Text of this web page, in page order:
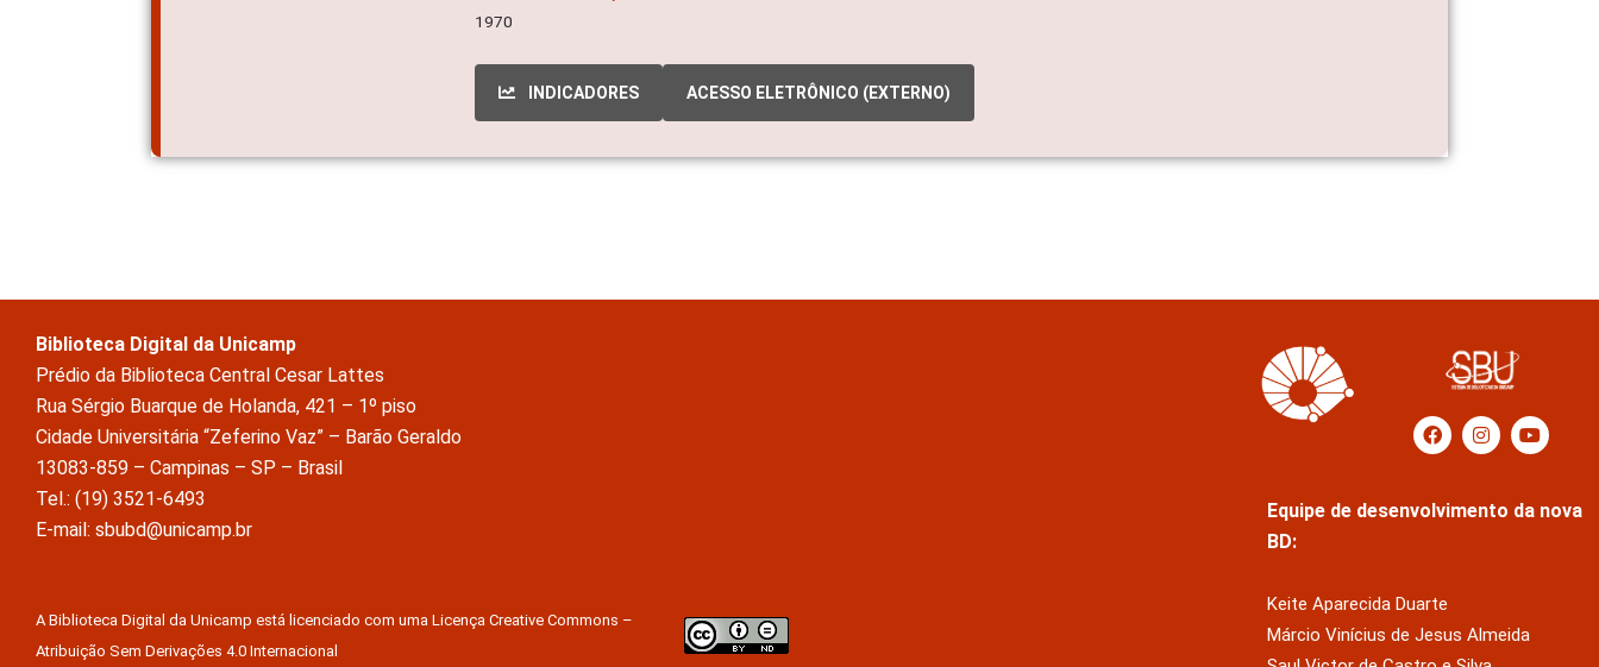
1970
INDICADORES ACESSO ELETRÔNICO (EXTERNO)
Biblioteca Digital da Unicamp
Prédio da Biblioteca Central Cesar Lattes
Rua Sérgio Buarque de Holanda, 421 – 1º piso
Cidade Universitária “Zeferino Vaz” – Barão Geraldo
13083-859 – Campinas – SP – Brasil
Tel.: (19) 3521-6493
E-mail: sbubd@unicamp.br
A Biblioteca Digital da Unicamp está licenciado com uma Licença Creative Commons –
Atribuição Sem Derivações 4.0 Internacional
Equipe de desenvolvimento da nova
BD:
Keite Aparecida Duarte
Márcio Vinícius de Jesus Almeida